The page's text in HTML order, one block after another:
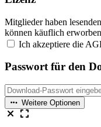
Mitglieder haben
können käuflich
Ich akzeptiere die
Passwort für den
Weitere Optionen